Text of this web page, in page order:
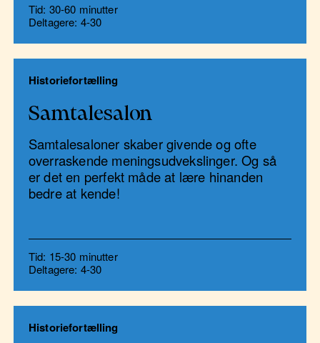
Tid: 30-60 minutter
Deltagere: 4-30
Historiefortælling
Samtalesalon
Samtalesaloner skaber givende og ofte
overraskende meningsudvekslinger. Og så
er det en perfekt måde at lære hinanden
bedre at kende!
Tid: 15-30 minutter
Deltagere: 4-30
Historiefortælling